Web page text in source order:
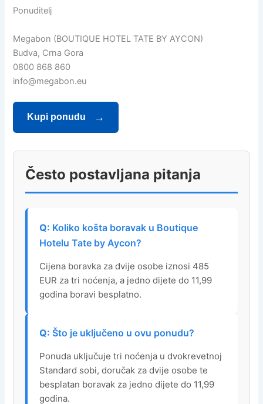
Ponuditelj
Megabon (BOUTIQUE HOTEL TATE BY AYCON)
Budva, Crna Gora
0800 868 860
info@megabon.eu
Kupi ponudu
Često postavljana pitanja
Koliko košta boravak u Boutique
Hotelu Tate by Aycon?
Cijena boravka za dvije osobe iznosi 485
EUR za tri noćenja, a jedno dijete do 11,99
godina boravi besplatno.
Što je uključeno u ovu ponudu?
Ponuda uključuje tri noćenja u dvokrevetnoj
Standard sobi, doručak za dvije osobe te
besplatan boravak za jedno dijete do 11,99
godina.